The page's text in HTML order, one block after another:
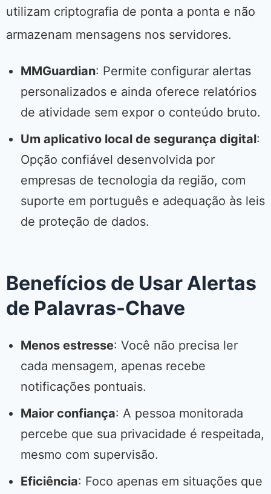
utilizam criptografia de ponta a ponta e não
armazenam mensagens nos servidores.
MMGuardian: Permite configurar alertas
personalizados e ainda oferece relatórios
de atividade sem expor o conteúdo bruto.
Um aplicativo local de segurança digital:
Opção confiável desenvolvida por
empresas de tecnologia da região, com
suporte em português e adequação às leis
de proteção de dados.
Benefícios de Usar Alertas
de Palavras-Chave
Menos estresse: Você não precisa ler
cada mensagem, apenas recebe
notificações pontuais.
Maior confiança: A pessoa monitorada
percebe que sua privacidade é respeitada,
mesmo com supervisão.
Eficiência: Foco apenas em situações que